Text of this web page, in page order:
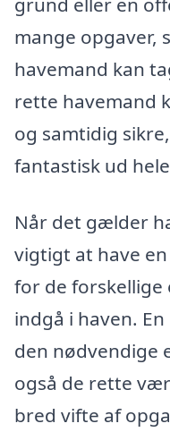
mange opgaver,
havemand kan
rette havemand
og samtidig
fantastisk ud
Når det gælder
vigtigt at have
for de forskellige
indgå i haven.
den nødvendige
også de rette
bred vifte af